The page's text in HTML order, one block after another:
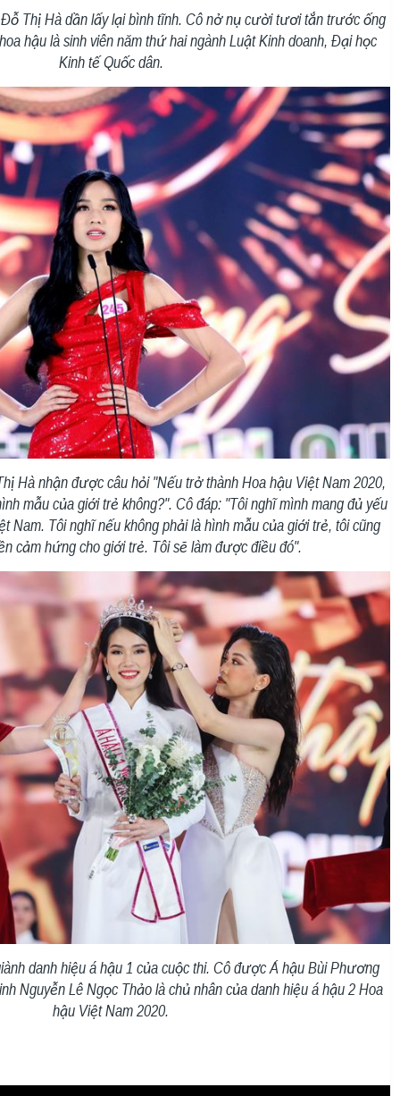
Đỗ Thị Hà dần lấy lại bình tĩnh. Cô nở nụ cười tươi tắn trước ống
hậu là sinh viên năm thứ hai ngành Luật Kinh doanh, Đại học
Kinh tế Quốc dân.
Hà nhận được câu hỏi "Nếu trở thành Hoa hậu Việt Nam 2020,
mẫu của giới trẻ không?". Cô đáp: "Tôi nghĩ mình mang đủ yếu
Nam. Tôi nghĩ nếu không phải là hình mẫu của giới trẻ, tôi cũng
cảm hứng cho giới trẻ. Tôi sẽ làm được điều đó".
danh hiệu á hậu 1 của cuộc thi. Cô được Á hậu Bùi Phương
Nguyễn Lê Ngọc Thảo là chủ nhân của danh hiệu á hậu 2 Hoa
hậu Việt Nam 2020.